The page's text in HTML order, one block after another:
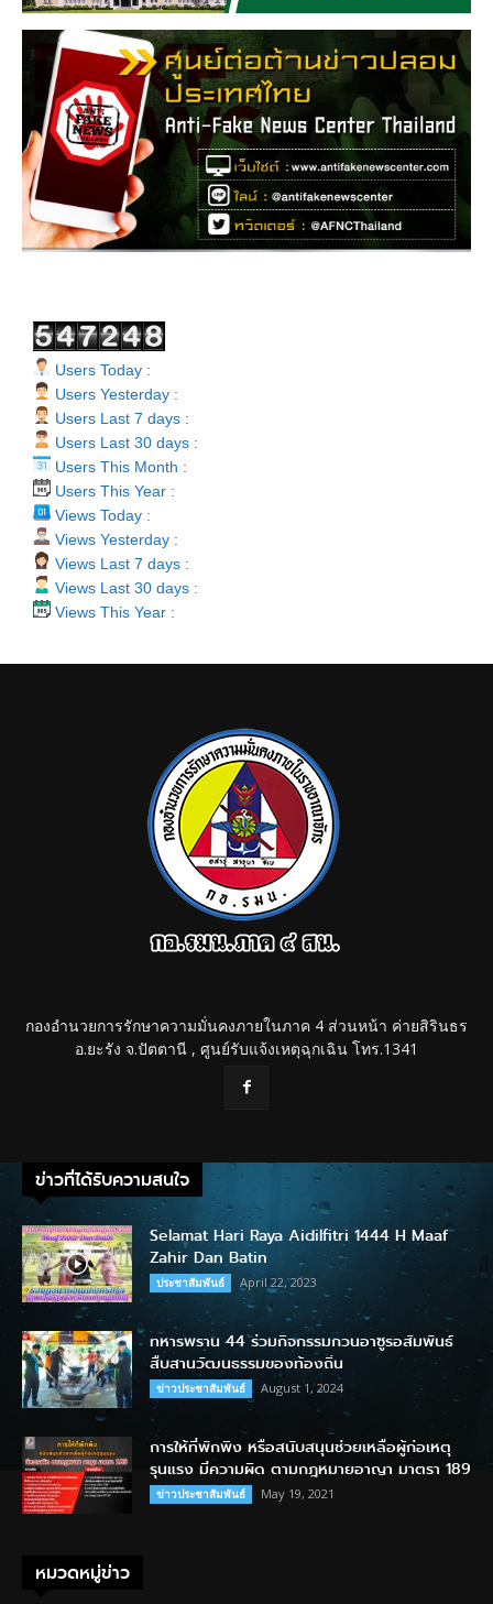
Users Today :
Users Yesterday :
Users Last 7 days :
Users Last 30 days :
Users This Month :
Users This Year :
Views Today :
Views Yesterday :
Views Last 7 days :
Views Last 30 days :
Views This Year :
กองอำนวยการรักษาความมั่นคงภายในภาค 4 ส่วนหน้า ค่ายสิรินธร
อ.ยะรัง จ.ปัตตานี , ศูนย์รับแจ้งเหตุฉุกเฉิน โทร.1341
ข่าวที่ได้รับความสนใจ
Selamat Hari Raya Aidilfitri 1444 H Maaf
Zahir Dan Batin
ประชาสัมพันธ์ April 22, 2023
ทหารพราน 44 ร่วมกิจกรรมกวนอาซูรอสัมพันธ์
สืบสานวัฒนธรรมของท้องถิ่น
ข่าวประชาสัมพันธ์ August 1, 2024
การให้ที่พักพิง หรือสนับสนุนช่วยเหลือผู้ก่อเหตุ
รุนแรง มีความผิด ตามกฎหมายอาญา มาตรา 189
ข่าวประชาสัมพันธ์ May 19, 2021
หมวดหมู่ข่าว